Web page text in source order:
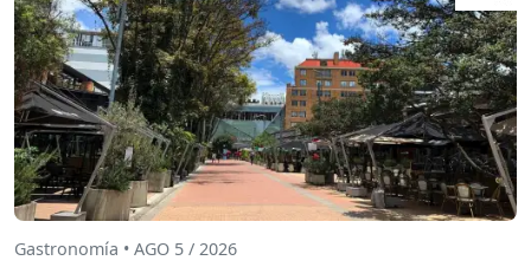
Gastronomía • AGO 5 / 2026